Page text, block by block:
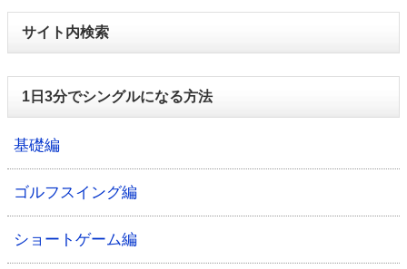
サイト内検索
1日3分でシングルになる方法
基礎編
ゴルフスイング編
ショートゲーム編